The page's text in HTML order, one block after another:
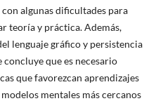
algunas dificultades para
teoría y práctica. Además,
lenguaje gráfico y persistencia
concluye que es necesario
que favorezcan aprendizajes
mentales más cercanos